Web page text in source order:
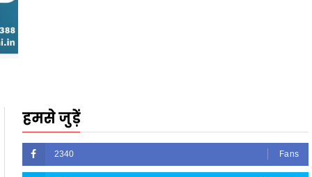
हमसे जुड़ें
2340 Fans